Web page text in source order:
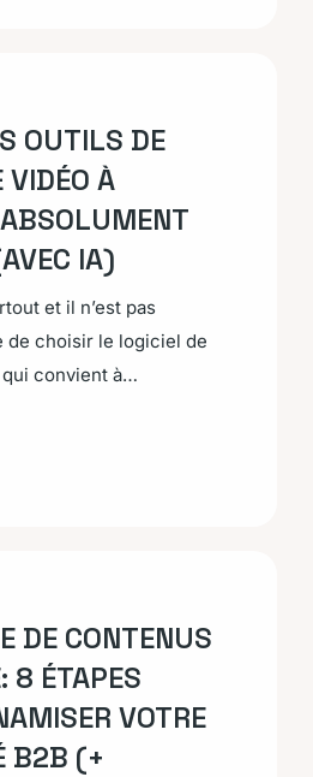
OUTILS DE
VIDÉO À
IA)
et il n’est pas
de choisir le logiciel de
convient à…
DE CONTENUS
8 ÉTAPES
VOTRE
B2B (+